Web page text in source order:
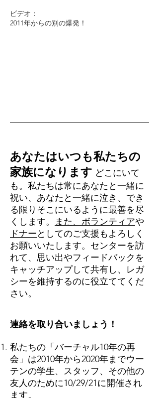
ビデオ：
2011年からの別の爆発！
あなたはいつも私たちの
家族になります どこにいて
も。私たちは常にあなたと一緒に
祝い、あなたと一緒に泣き、でき
る限りそこにいるように最善を尽
くします。
また、ボランティアや
ドナーとしてのご支援もよろしく
お願いいたします。センターを訪
れて、思い出やフィードバックを
キャッチアップして共有し、レガ
シーを維持するのに役立ててくだ
さい。
連絡を取り合いましょう！
私たちの「バーチャル10年の再
会」は2010年から2020年までウー
テンの学生、スタッフ、その他の
友人のために10/29/21に開催され
ます。